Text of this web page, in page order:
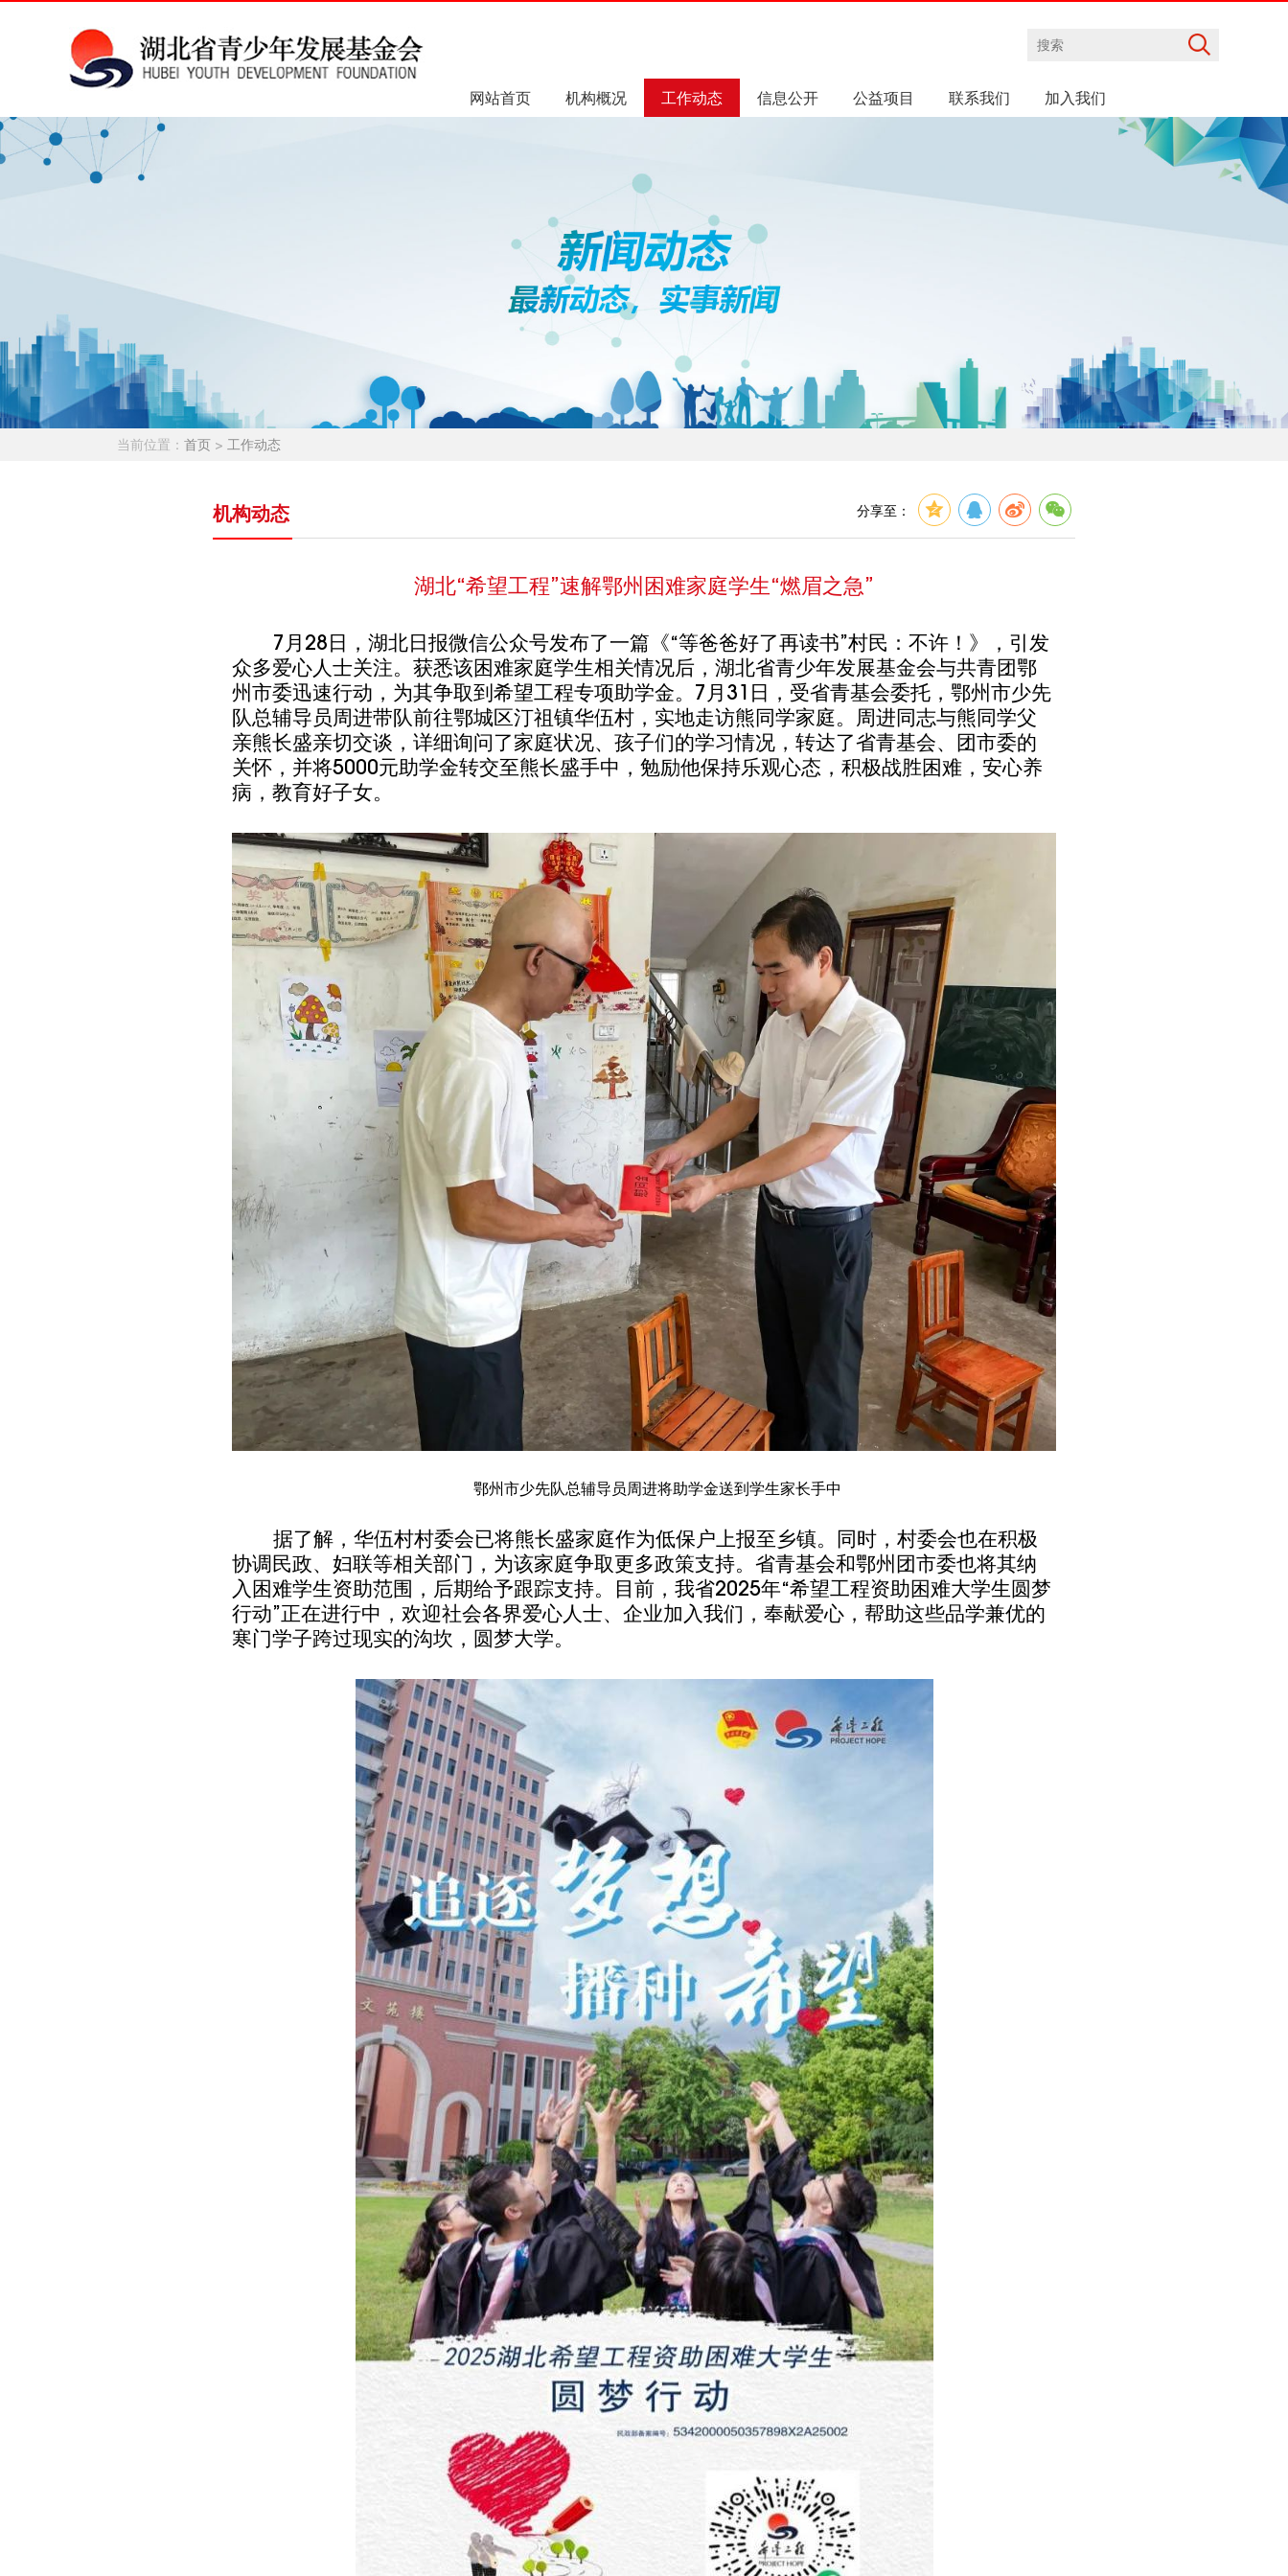
网站首页 机构概况 工作动态 信息公开 公益项目 联系我们 加入我们
当前位置： 首页 > 工作动态
机构动态 分享至：
湖北“希望工程”速解鄂州困难家庭学生“燃眉之急”
7月28日，湖北日报微信公众号发布了一篇《“等爸爸好了再读书”村民：不许！》，引发
众多爱心人士关注。获悉该困难家庭学生相关情况后，湖北省青少年发展基金会与共青团鄂
州市委迅速行动，为其争取到希望工程专项助学金。 7月31日， 受省青基会委托， 鄂州市少先
队总辅导员周进带队前往鄂城区汀祖镇华伍村，实地走访熊同学家庭。周进同志与熊同学父
亲熊长盛亲切交谈，详细询问了家庭状况、孩子们的学习情况，转达了省青基会、团市委的
关怀，并将5000元助学金转交至熊长盛手中，勉励他保持乐观心态，积极战胜困难，安心养
病，教育好子女。
鄂州市少先队总辅导员周进将助学金送到学生家长手中
据了解，华伍村村委会已将熊长盛家庭作为低保户上报至乡镇。同时，村委会也在积极
协调民政、妇联等相关部门，为该家庭争取更多政策支持。 省青基会和鄂州团市委也将其纳
入困难学生资助范围 ，后期给予跟踪支持。目前， 我省2025年“希望工程资助困难大学生圆梦
行动”正在进行中， 欢迎社会各界爱心人士、企业加入我们，奉献爱心，帮助这些品学兼优的
寒门学子跨过现实的沟坎， 圆梦大学。